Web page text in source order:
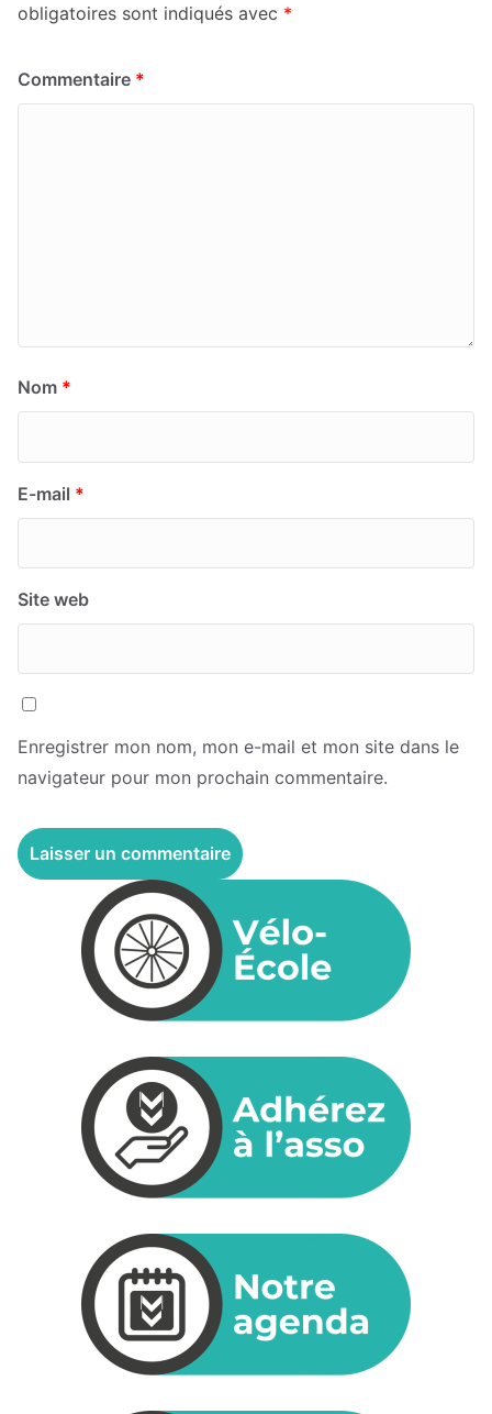
obligatoires sont indiqués avec *
Commentaire *
Nom *
E-mail *
Site web
Enregistrer mon nom, mon e-mail et mon site dans le
navigateur pour mon prochain commentaire.